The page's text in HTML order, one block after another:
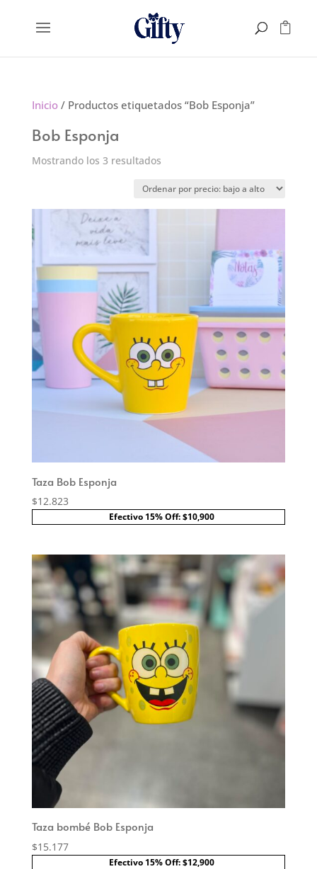
Inicio/ Productos etiquetados “Bob Esponja”
Bob Esponja
Mostrando los 3 resultadosOrdenado
precio:
bajo
Taza Bob Esponja
$12.823
Efectivo 15% Off: $10,900
Taza bombé Bob Esponja
$15.177
Efectivo 15% Off: $12,900